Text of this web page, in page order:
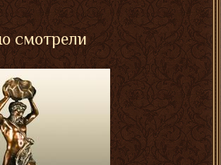
смотрели